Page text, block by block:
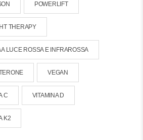
POWERLIFT
THERAPY
A LUCE ROSSA E INFRAROSSA
VEGAN
C VITAMINA D
K2